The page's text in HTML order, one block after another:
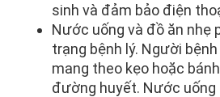
sinh và đảm bảo điện
Nước uống và đồ ăn nhẹ
trạng bệnh lý. Người
mang theo kẹo hoặc
đường huyết. Nước uống